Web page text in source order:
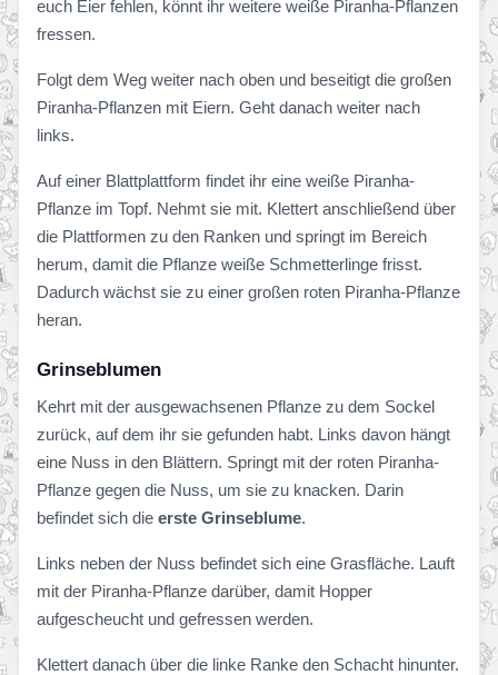
euch Eier fehlen, könnt ihr weitere weiße Piranha-Pflanzen
fressen.
Folgt dem Weg weiter nach oben und beseitigt die großen
Piranha-Pflanzen mit Eiern. Geht danach weiter nach
links.
Auf einer Blattplattform findet ihr eine weiße Piranha-
Pflanze im Topf. Nehmt sie mit. Klettert anschließend über
die Plattformen zu den Ranken und springt im Bereich
herum, damit die Pflanze weiße Schmetterlinge frisst.
Dadurch wächst sie zu einer großen roten Piranha-Pflanze
heran.
Grinseblumen
Kehrt mit der ausgewachsenen Pflanze zu dem Sockel
zurück, auf dem ihr sie gefunden habt. Links davon hängt
eine Nuss in den Blättern. Springt mit der roten Piranha-
Pflanze gegen die Nuss, um sie zu knacken. Darin
befindet sich die erste Grinseblume.
Links neben der Nuss befindet sich eine Grasfläche. Lauft
mit der Piranha-Pflanze darüber, damit Hopper
aufgescheucht und gefressen werden.
Klettert danach über die linke Ranke den Schacht hinunter.